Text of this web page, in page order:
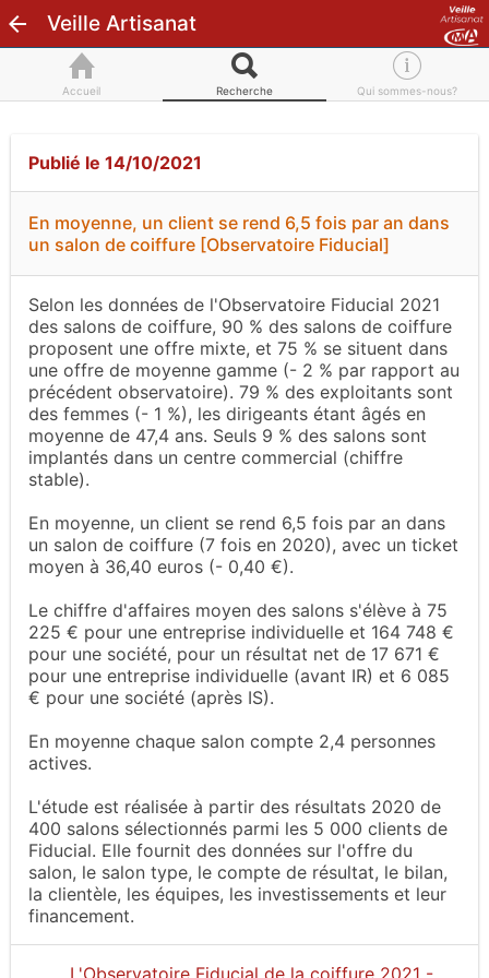
Veille Artisanat
Accueil Recherche Qui sommes-nous?
Publié le 14/10/2021
En moyenne, un client se rend 6,5 fois par an dans
un salon de coiffure [Observatoire Fiducial]
Selon les données de l'Observatoire Fiducial 2021
des salons de coiffure, 90 % des salons de coiffure
proposent une offre mixte, et 75 % se situent dans
une offre de moyenne gamme (- 2 % par rapport au
précédent observatoire). 79 % des exploitants sont
des femmes (- 1 %), les dirigeants étant âgés en
moyenne de 47,4 ans. Seuls 9 % des salons sont
implantés dans un centre commercial (chiffre
stable).
En moyenne, un client se rend 6,5 fois par an dans
un salon de coiffure (7 fois en 2020), avec un ticket
moyen à 36,40 euros (- 0,40 €).
Le chiffre d'affaires moyen des salons s'élève à 75
225 € pour une entreprise individuelle et 164 748 €
pour une société, pour un résultat net de 17 671 €
pour une entreprise individuelle (avant IR) et 6 085
€ pour une société (après IS).
En moyenne chaque salon compte 2,4 personnes
actives.
L'étude est réalisée à partir des résultats 2020 de
400 salons sélectionnés parmi les 5 000 clients de
Fiducial. Elle fournit des données sur l'offre du
salon, le salon type, le compte de résultat, le bilan,
la clientèle, les équipes, les investissements et leur
financement.
L'Observatoire Fiducial de la coiffure 2021 -